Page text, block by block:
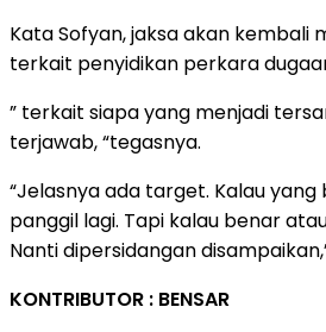
Kata Sofyan, jaksa akan kembali
terkait penyidikan perkara
” terkait siapa yang menjadi
terjawab, “tegasnya.
“Jelasnya ada target. Kalau
panggil lagi. Tapi kalau benar
Nanti dipersidangan
KONTRIBUTOR : BENSAR